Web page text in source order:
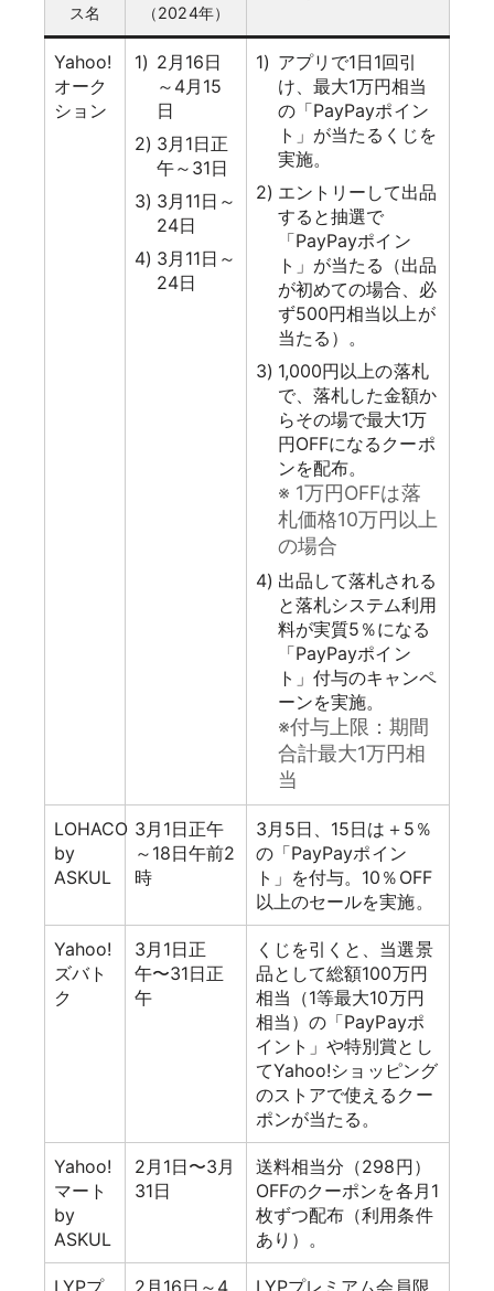
ス名
（2024年）
Yahoo!
オーク
ション
2月16日
～4月15
日
3月1日正
午～31日
3月11日～
24日
3月11日～
24日
アプリで1日1回引
け、最大1万円相当
の「PayPayポイン
ト」が当たるくじを
実施。
エントリーして出品
すると抽選で
「PayPayポイン
ト」が当たる（出品
が初めての場合、必
ず500円相当以上が
当たる）。
1,000円以上の落札
で、落札した金額か
らその場で最大1万
円OFFになるクーポ
ンを配布。
※ 1万円OFFは落
札価格10万円以上
の場合
出品して落札される
と落札システム利用
料が実質5％になる
「PayPayポイン
ト」付与のキャンペ
ーンを実施。
※付与上限：期間
合計最大1万円相
当
LOHACO
by
ASKUL
3月1日正午
～18日午前2
時
3月5日、15日は＋5％
の「PayPayポイン
ト」を付与。10％OFF
以上のセールを実施。
Yahoo!
ズバト
ク
3月1日正
午〜31日正
午
くじを引くと、当選景
品として総額100万円
相当（1等最大10万円
相当）の「PayPayポ
イント」や特別賞とし
てYahoo!ショッピング
のストアで使えるクー
ポンが当たる。
Yahoo!
マート
by
ASKUL
2月1日〜3月
31日
送料相当分（298円）
OFFのクーポンを各月1
枚ずつ配布（利用条件
あり）。
LYPプ 2月16日～4 LYPプレミアム会員限